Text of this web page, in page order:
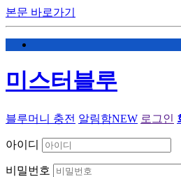
본문 바로가기
미스터블루
블루머니 충전 알림함NEW 로그인
아이디
비밀번호